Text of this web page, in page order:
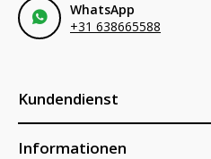
WhatsApp
+31 638665588
Kundendienst
Informationen